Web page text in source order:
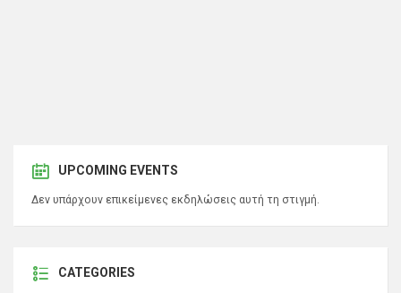
UPCOMING EVENTS
Δεν υπάρχουν επικείμενες εκδηλώσεις αυτή τη στιγμή.
CATEGORIES